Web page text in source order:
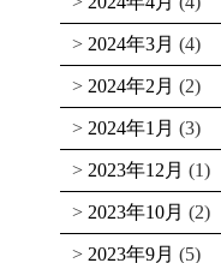
2024年3月 (4)
2024年2月 (2)
2024年1月 (3)
2023年12月 (1)
2023年10月 (2)
2023年9月 (5)